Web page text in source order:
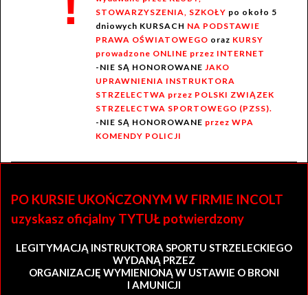
STOWARZYSZENIA, SZKOŁY po około 5
dniowych KURSACH NA PODSTAWIE
PRAWA OŚWIATOWEGO oraz KURSY
prowadzone ONLINE przez INTERNET
-NIE SĄ HONOROWANE JAKO
UPRAWNIENIA INSTRUKTORA
STRZELECTWA przez POLSKI ZWIĄZEK
STRZELECTWA SPORTOWEGO (PZSS).
-NIE SĄ HONOROWANE przez WPA
KOMENDY POLICJI
PO KURSIE UKOŃCZONYM W FIRMIE INCOLT
uzyskasz oficjalny TYTUŁ potwierdzony
LEGITYMACJĄ INSTRUKTORA SPORTU STRZELECKIEGO
WYDANĄ PRZEZ
ORGANIZACJĘ WYMIENIONĄ W USTAWIE O BRONI
I AMUNICJI